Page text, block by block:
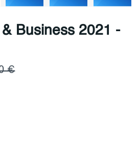
Business 2021 -
€